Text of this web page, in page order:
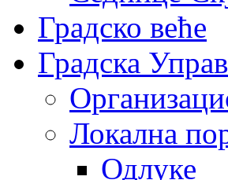
Градско веће
Градска
Локална
Одлуке